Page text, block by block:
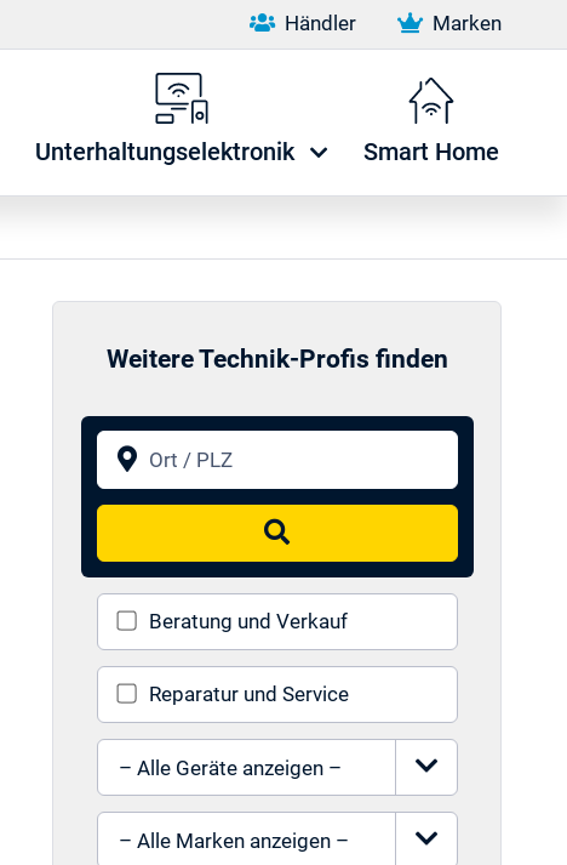
Händler Marken
Unterhaltungselektronik Smart Home
Weitere Technik-Profis finden
Ort / PLZ
Suchen
Beratung und Verkauf
Reparatur und Service
Gerät auswählen
Marke auswählen